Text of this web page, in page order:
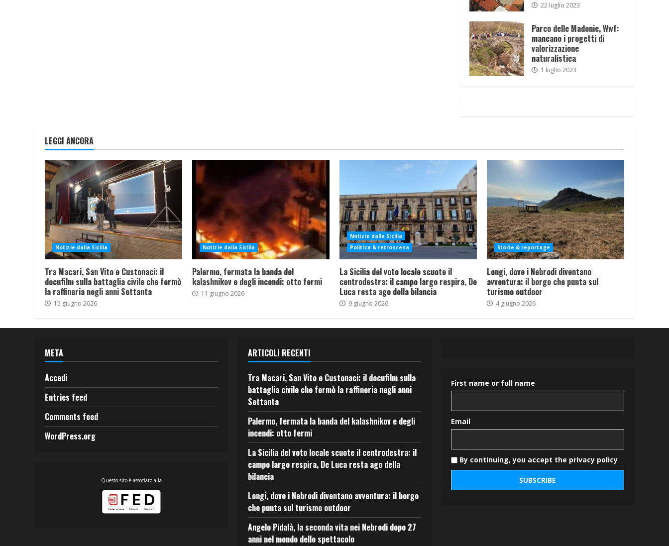
22 luglio 2023
Parco delle Madonie, Wwf:
mancano i progetti di
valorizzazione
naturalistica
1 luglio 2023
LEGGI ANCORA
Notizie dalla Sicilia
Tra Macari, San Vito e Custonaci: il
docufilm sulla battaglia civile che fermò
la raffineria negli anni Settanta
15 giugno 2026
Notizie dalla Sicilia
Palermo, fermata la banda del
kalashnikov e degli incendi: otto fermi
11 giugno 2026
Notizie dalla Sicilia
Politica & retroscena
La Sicilia del voto locale scuote il
centrodestra: il campo largo respira, De
Luca resta ago della bilancia
9 giugno 2026
Storie & reportage
Longi, dove i Nebrodi diventano
avventura: il borgo che punta sul
turismo outdoor
4 giugno 2026
META
Accedi
Entries feed
Comments feed
WordPress.org
Questo sito è associato alla
ARTICOLI RECENTI
Tra Macari, San Vito e Custonaci: il docufilm sulla
battaglia civile che fermò la raffineria negli anni
Settanta
Palermo, fermata la banda del kalashnikov e degli
incendi: otto fermi
La Sicilia del voto locale scuote il centrodestra: il
campo largo respira, De Luca resta ago della
bilancia
Longi, dove i Nebrodi diventano avventura: il borgo
che punta sul turismo outdoor
Angelo Pidalà, la seconda vita nei Nebrodi dopo 27
anni nel mondo dello spettacolo
First name or full name
Email
By continuing, you accept the privacy policy